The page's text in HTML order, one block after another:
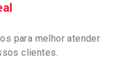
para melhor atender
clientes.